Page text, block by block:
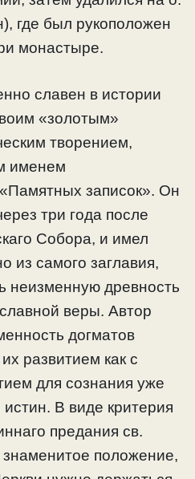
где был рукоположен
монастыре.
славен в истории
«золотым»
творением,
именем
записок». Он
три года после
Собора, и имел
из самого заглавия,
неизменную древность
веры. Автор
догматов
развитием как с
для сознания уже
В виде критерия
предания св.
положение,